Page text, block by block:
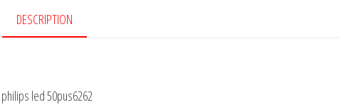
DESCRIPTION
led 50pus6262